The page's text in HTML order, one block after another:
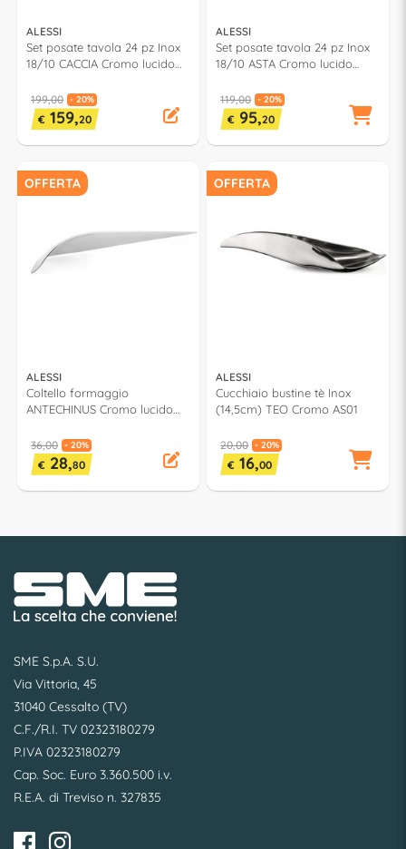
ALESSI
Set posate tavola 24 pz Inox
18/10 CACCIA Cromo lucido
199,00 - 20%
€ 159,20
ALESSI
Set posate tavola 24 pz Inox
18/10 ASTA Cromo lucido
119,00 - 20%
€ 95,20
OFFERTA
ALESSI
Coltello formaggio
ANTECHINUS Cromo lucido
36,00 - 20%
€ 28,80
OFFERTA
ALESSI
Cucchiaio bustine tè Inox
(14,5cm) TEO Cromo AS01
20,00 - 20%
€ 16,00
SME S.p.A. S.U.
Via Vittoria, 45
31040 Cessalto (TV)
C.F./R.I. TV 02323180279
P.IVA 02323180279
Cap. Soc. Euro 3.360.500 i.v.
R.E.A. di Treviso n. 327835